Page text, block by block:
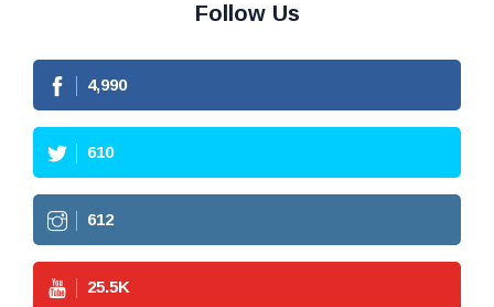
Follow Us
4,990
610
612
25.5K